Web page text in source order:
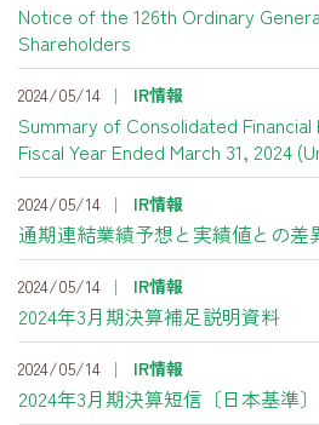
Notice of the 126th Ordinary
Shareholders
2024/05/14 IR情報
Summary of Consolidated
Fiscal Year Ended March 31, 2024
GAAP)
2024/05/14 IR情報
通期連結業績予想と実績値との差
2024/05/14 IR情報
2024年3月期決算補足説明資料
2024/05/14 IR情報
2024年3月期決算短信〔日本基準〕